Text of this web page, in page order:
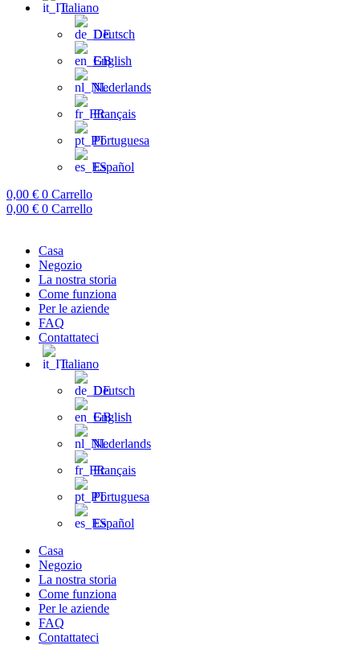
Italiano
Deutsch
English
Nederlands
Français
Portuguesa
Español
0,00 € 0 Carrello
0,00 € 0 Carrello
Casa
Negozio
La nostra storia
Come funziona
Per le aziende
FAQ
Contattateci
Italiano
Deutsch
English
Nederlands
Français
Portuguesa
Español
Casa
Negozio
La nostra storia
Come funziona
Per le aziende
FAQ
Contattateci